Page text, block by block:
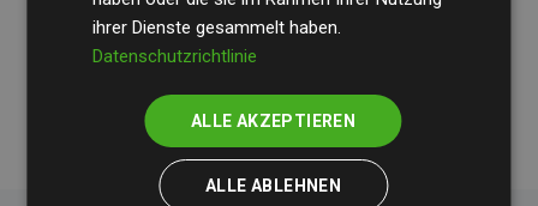
geschätzten CO₂-Emissionender teilnehmenden
Websites kompensieren – ein klarer Nachweis für die
messbare Klimawirkung unseres Ansatzes.
ihrer Dienste gesammelt haben.
Datenschutzrichtlinie
ALLE AKZEPTIEREN
ALLE ABLEHNEN